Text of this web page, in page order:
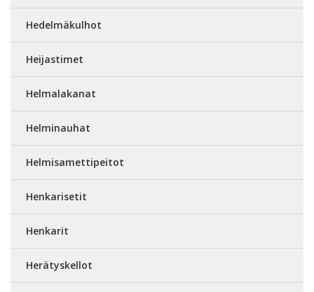
Hedelmäkulhot
Heijastimet
Helmalakanat
Helminauhat
Helmisamettipeitot
Henkarisetit
Henkarit
Herätyskellot